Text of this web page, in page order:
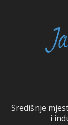
Središnje
i